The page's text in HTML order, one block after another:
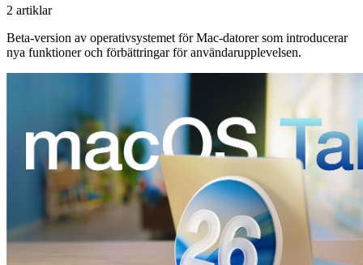
2 artiklar
Beta-version av operativsystemet för Mac-datorer som introducerar
nya funktioner och förbättringar för användarupplevelsen.